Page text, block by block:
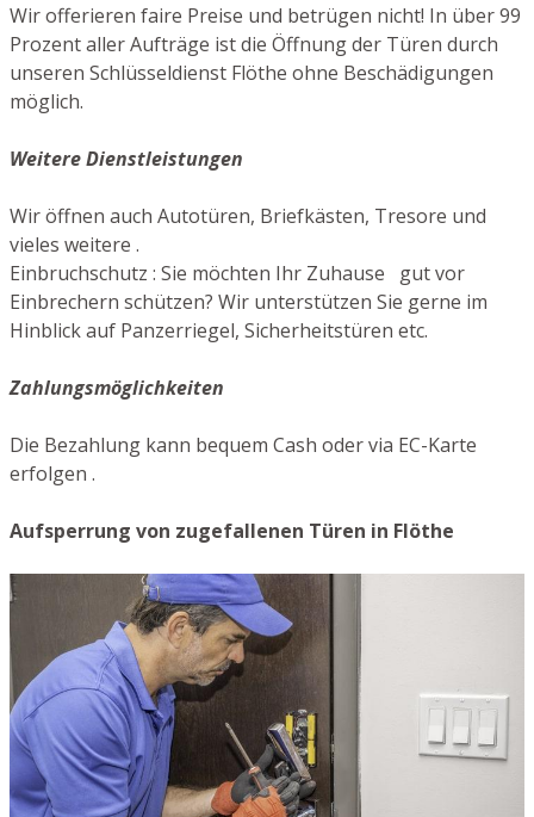
Wir offerieren faire Preise und betrügen nicht! In über 99
Prozent aller Aufträge ist die Öffnung der Türen durch
unseren Schlüsseldienst Flöthe ohne Beschädigungen
möglich.
Weitere Dienstleistungen
Wir öffnen auch Autotüren, Briefkästen, Tresore und
vieles weitere .
Einbruchschutz : Sie möchten Ihr Zuhause gut vor
Einbrechern schützen? Wir unterstützen Sie gerne im
Hinblick auf Panzerriegel, Sicherheitstüren etc.
Zahlungsmöglichkeiten
Die Bezahlung kann bequem Cash oder via EC-Karte
erfolgen .
Aufsperrung von zugefallenen Türen in Flöthe